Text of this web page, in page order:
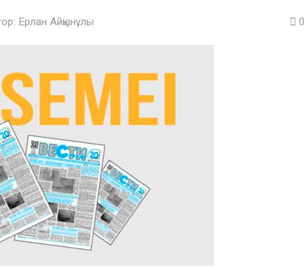
Ерлан Айқынұлы 0